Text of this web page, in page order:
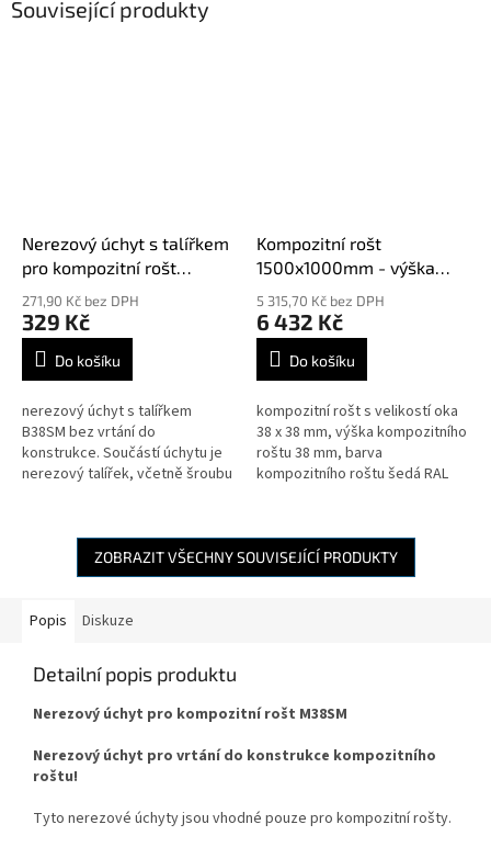
Související produkty
Nerezový úchyt s talířkem
pro kompozitní rošt
271,90 Kč bez DPH
329 Kč
Do košíku
nerezový úchyt s talířkem
B38SM bez vrtání do
konstrukce. Součástí úchytu je
nerezový talířek, včetně šroubu
Kompozitní rošt
1500x1000mm - výška
5 315,70 Kč bez DPH
6 432 Kč
Do košíku
kompozitní rošt s velikostí oka
38 x 38 mm, výška kompozitního
roštu 38 mm, barva
kompozitního roštu šedá RAL
ZOBRAZIT VŠECHNY SOUVISEJÍCÍ PRODUKTY
Popis Diskuze
Detailní popis produktu
Nerezový úchyt pro kompozitní rošt M38SM
Nerezový úchyt pro vrtání do konstrukce kompozitního
roštu!
Tyto nerezové úchyty jsou vhodné pouze pro kompozitní rošty.